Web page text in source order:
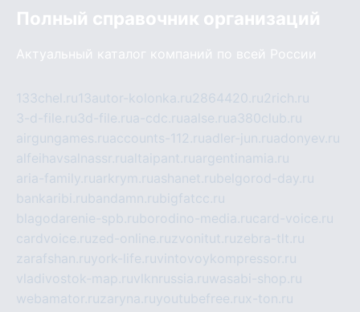
Полный справочник организаций
Актуальный каталог компаний по всей России
133chel.ru13autor-kolonka.ru2864420.ru2rich.ru
3-d-file.ru3d-file.rua-cdc.ruaalse.rua380club.ru
airgungames.ruaccounts-112.ruadler-jun.ruadonyev.ru
alfeihavsalnassr.rualtaipant.ruargentinamia.ru
aria-family.ruarkrym.ruashanet.rubelgorod-day.ru
bankaribi.rubandamn.rubigfatcc.ru
blagodarenie-spb.ruborodino-media.rucard-voice.ru
cardvoice.ruzed-online.ruzvonitut.ruzebra-tlt.ru
zarafshan.ruyork-life.ruvintovoykompressor.ru
vladivostok-map.ruvlknrussia.ruwasabi-shop.ru
webamator.ruzaryna.ruyoutubefree.rux-ton.ru